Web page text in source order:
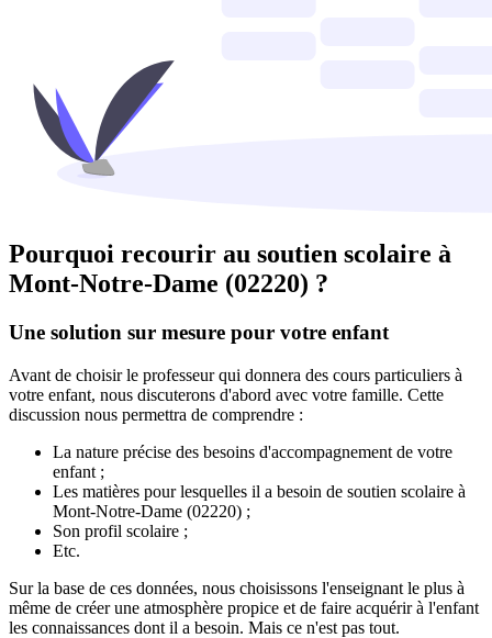
Pourquoi recourir au soutien scolaire à
Mont-Notre-Dame (02220) ?
Une solution sur mesure pour votre enfant
Avant de choisir le professeur qui donnera des cours particuliers à
votre enfant, nous discuterons d'abord avec votre famille. Cette
discussion nous permettra de comprendre :
La nature précise des besoins d'accompagnement de votre
enfant ;
Les matières pour lesquelles il a besoin de soutien scolaire à
Mont-Notre-Dame (02220) ;
Son profil scolaire ;
Etc.
Sur la base de ces données, nous choisissons l'enseignant le plus à
même de créer une atmosphère propice et de faire acquérir à l'enfant
les connaissances dont il a besoin. Mais ce n'est pas tout.